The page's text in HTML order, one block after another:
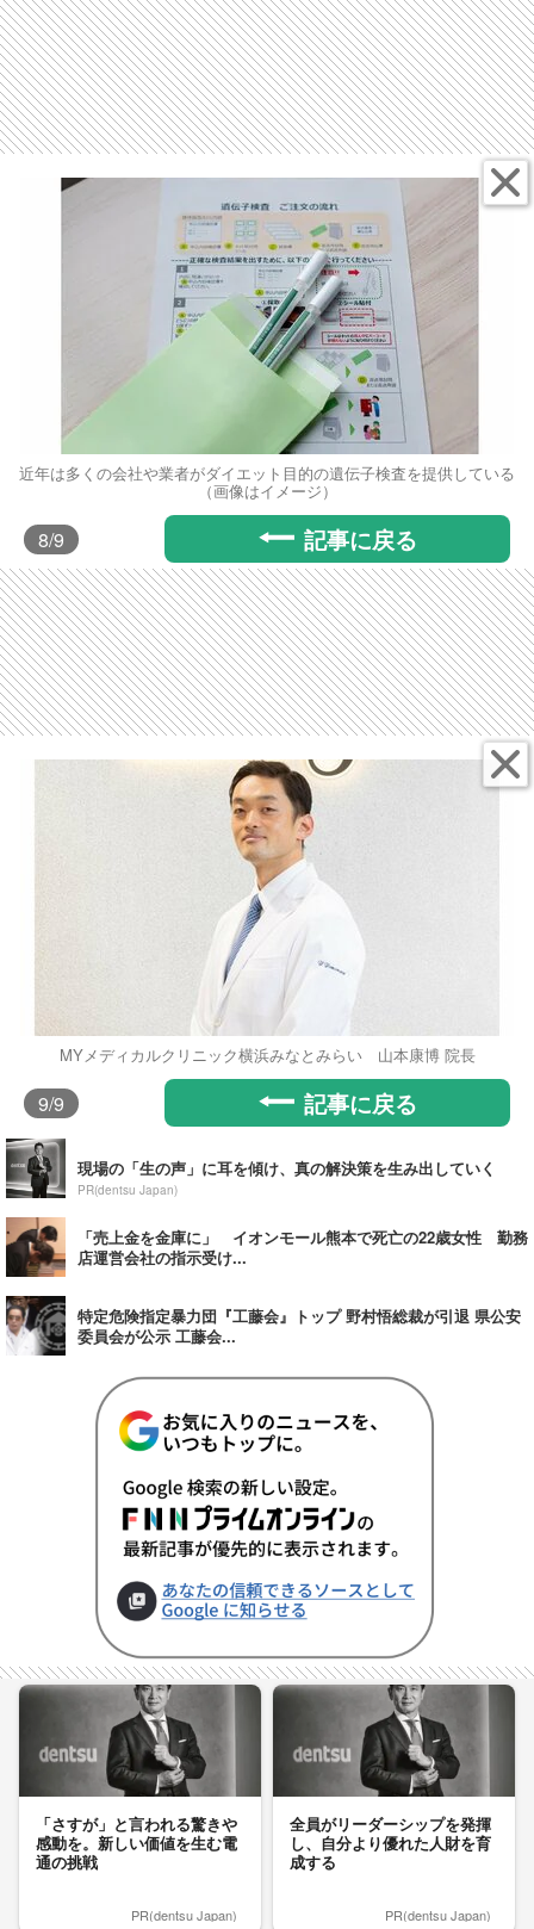
近年は多くの会社や業者がダイエット目的の遺伝子検査を提供している
（画像はイメージ）
8/9 記事に戻る
MYメディカルクリニック横浜みなとみらい 山本康博 院長
9/9 記事に戻る
現場の「生の声」に耳を傾け、真の解決策を生み出していく
PR(dentsu Japan)
「売上金を金庫に」 イオンモール熊本で死亡の22歳女性 勤務
店運営会社の指示受け...
特定危険指定暴力団『工藤会』トップ 野村悟総裁が引退 県公安
委員会が公示 工藤会...
「さすが」と言われる驚きや
感動を。新しい価値を生む電
通の挑戦
PR(dentsu Japan)
全員がリーダーシップを発揮
し、自分より優れた人財を育
成する
PR(dentsu Japan)